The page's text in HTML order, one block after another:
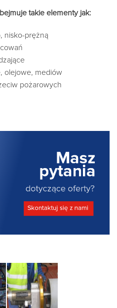
takie elementy jak:
nisko-prężną
olejowe, mediów
pożarowych